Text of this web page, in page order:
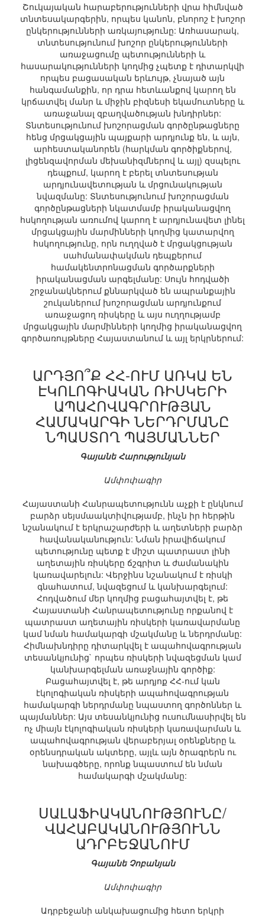
Շուկայական հարաբերությունների վրա հիմնված
տնտեսակարգերին, որպես կանոն, բնորոշ է խոշոր
ընկերությունների առկայությունը: Առհասարակ,
տնտեսությունում խոշոր ընկերությունների
առաջացումը պետությունների և
հասարակությունների կողմից չպետք է դիտարկվի
որպես բացասական երևույթ, չնայած այն
հանգամանքին, որ դրա հետևանքով կարող են
կրճատվել մանր և միջին բիզնեսի եկամուտները և
առաջանալ զբաղվածության խնդիրներ:
Տնտեսությունում խոշորացման գործընթացները
հենց մրցակցային պայքարի արդյունք են, և այն,
արհեստականորեն (հարկման գործիքներով,
լիցենզավորման մեխանիզմներով և այլ) զսպելու
դեպքում, կարող է բերել տնտեսության
արդյունավետության և մրցունակության
նվազմանը: Տնտեսությունում խոշորացման
գործընթացների նկատմամբ իրականացվող
հսկողության առումով կարող է արդյունավետ լինել
մրցակցային մարմինների կողմից կատարվող
հսկողությունը, որն ուղղված է մրցակցության
սահմանափակման դեպքերում
համակենտրոնացման գործարքների
իրականացման արգելմանը: Սույն հոդվածի
շրջանակներում քննարկված են ապրանքային
շուկաներում խոշորացման արդյունքում
առաջացող ռիսկերը և այս ուղղությամբ
մրցակցային մարմինների կողմից իրականացվող
գործառույթները Հայաստանում և այլ երկրներում:
ԱՐԴՅՈ՞Ք ՀՀ-ՈՒՄ ԱՌԿԱ ԵՆ
ԷԿՈԼՈԳԻԱԿԱՆ ՌԻՍԿԵՐԻ
ԱՊԱՀՈՎԱԳՐՈՒԹՅԱՆ
ՀԱՄԱԿԱՐԳԻ ՆԵՐԴՐՄԱՆԸ
ՆՊԱՍՏՈՂ ՊԱՅՄԱՆՆԵՐ
Գայանե Հարությունյան
Ամփոփագիր
Հայաստանի Հանրապետությունն աչքի է ընկնում
բարձր սեյսմաակտիվությամբ, ինչն իր հերթին
նշանակում է երկրաշարժերի և աղետների բարձր
հավանականություն: Նման իրավիճակում
պետությունը պետք է միշտ պատրաստ լինի
աղետային ռիսկերը ճշգրիտ և ժամանակին
կառավարելուն: Վերջինս նշանակում է ռիսկի
գնահատում, նվազեցում և կանխարգելում:
Հոդվածում մեր կողմից բացահայտվել է, թե
Հայաստանի Հանրապետությունը որքանով է
պատրաստ աղետային ռիսկերի կառավարմանը
կամ նման համակարգի մշակմանը և ներդրմանը:
Հիմնախնդիրը դիտարկվել է ապահովագրության
տեսանկյունից` որպես ռիսկերի նվազեցման կամ
կանխարգելման առաջնային գործիք:
Բացահայտվել է, թե արդյոք ՀՀ-ում կան
էկոլոգիական ռիսկերի ապահովագրության
համակարգի ներդրմանը նպաստող գործոններ և
պայմաններ: Այս տեսանկյունից ուսումնասիրվել են
ոչ միայն էկոլոգիական ռիսկերի կառավարման և
ապահովագրության վերաբերյալ օրենքները և
օրենսդրական ակտերը, այլև այն ծրագրերն ու
նախագծերը, որոնք նպաստում են նման
համակարգի մշակմանը:
ՍԱԼԱՖԻԱԿԱՆՈՒԹՅՈՒՆԸ/
ՎԱՀԱԲԱԿԱՆՈՒԹՅՈՒՆՆ
ԱԴՐԲԵՋԱՆՈՒՄ
Գայանե Չոբանյան
Ամփոփագիր
Ադրբեջանի անկախացումից հետո երկրի